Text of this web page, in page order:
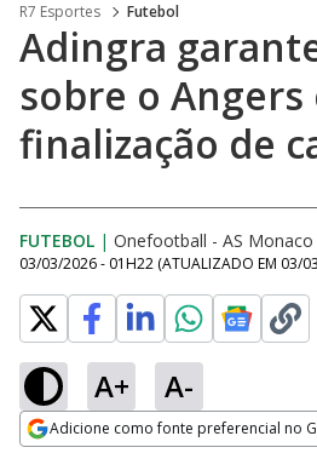
R7 Esportes Futebol
Adingra
sobre o Angers
finalização de
FUTEBOL | Onefootball - AS Monaco
03/03/2026 - 01H22 (ATUALIZADO EM 03/
A+ A-
Adicione como fonte preferencial no